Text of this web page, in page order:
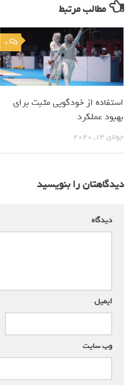
مطالب مرتبط
0
استفاده از خودگویی مثبت برای
بهبود عملکرد
جولای 14, 2020
دیدگاهتان را بنویسید
دیدگاه
ایمیل
وب‌ سایت